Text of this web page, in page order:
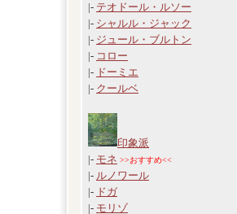
|- テオドール・ルソー
|- シャルル・ジャック
|- ジュール・ブルトン
|- コロー
|- ドーミエ
|- クールベ
印象派
|- モネ >>おすすめ<<
|- ルノワール
|- ドガ
|- モリゾ